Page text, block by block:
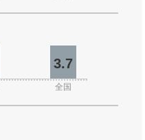
3.7
全国